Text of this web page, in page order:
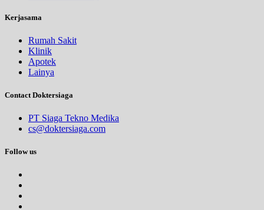
Kerjasama
Rumah Sakit
Klinik
Apotek
Lainya
Contact Doktersiaga
PT Siaga Tekno Medika
cs@doktersiaga.com
Follow us